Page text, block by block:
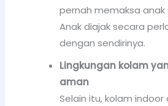
pernah memaksa anak
Anak diajak secara
dengan sendirinya.
Lingkungan kolam
aman
Selain itu, kolam indoor